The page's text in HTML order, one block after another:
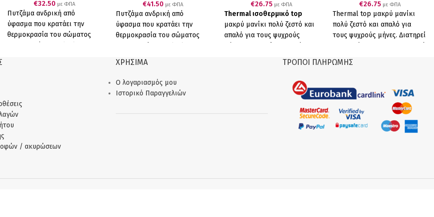
€32.50 με ΦΠΑ
Πυτζάμα ανδρική από
ύφασμα που κρατάει την
θερμοκρασία του σώματος
100% cotton
Παραγωγής μας .
€41.50 με ΦΠΑ
Πυτζάμα ανδρική από
ύφασμα που κρατάει την
θερμοκρασία του σώματος
Μπορντό μπλούζα με μπλε
λεπτομέρειες στου ώμους και
μπλε παντελόνι. Interlock
100% cotton
Ελληνικό Προϊόν
€26.75 με ΦΠΑ
Thermal ισοθερμικό top
μακρύ μανίκι πολύ ζεστό και
απαλό για τους ψυχρούς
ενώ αφήνει το δέρμα να
συνδυασμός ίνες viloft με
polyester, παρέχουν σε αυτό
ιδιότητες για να
€26.75 με ΦΠΑ
Thermal top μακρύ μανίκι
πολύ ζεστό και απαλό για
τους ψυχρούς μήνες. Διατηρεί
δέρμα να αναπνέει
polyester, παρέχουν σε αυτό
το φανελάκι φυσικές
θερμικές ιδιότητες για να
σας κρατάει ζεστούς όλη την
ημέρα.
Απομακρύνει
/ ακυρώσεων
ΧΡΗΣΙΜΑ
Ο λογαριασμός μου
Ιστορικό Παραγγελιών
ΤΡΌΠΟΙ ΠΛΗΡΩΜΉΣ